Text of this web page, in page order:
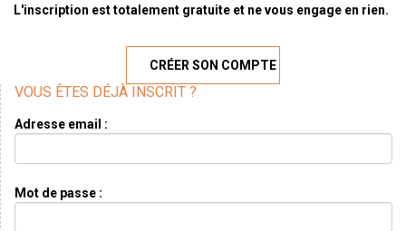
L'inscription est totalement gratuite et ne vous engage en rien.
CRÉER SON COMPTE
VOUS ÊTES DÉJÀ INSCRIT ?
Adresse email :
Mot de passe :